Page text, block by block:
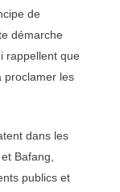
de
démarche
rappellent que
proclamer les
dans les
Bafang,
publics et